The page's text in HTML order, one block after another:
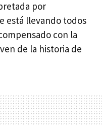
por
está llevando todos
con la
de la historia de